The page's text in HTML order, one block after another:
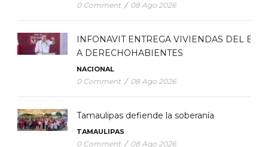
0 Comment / 08 Ago 2026
INFONAVIT ENTREGA VIVIENDAS DEL
A DERECHOHABIENTES
NACIONAL
0 Comment / 08 Ago 2026
Tamaulipas defiende la soberanía
TAMAULIPAS
0 Comment / 08 Ago 2026